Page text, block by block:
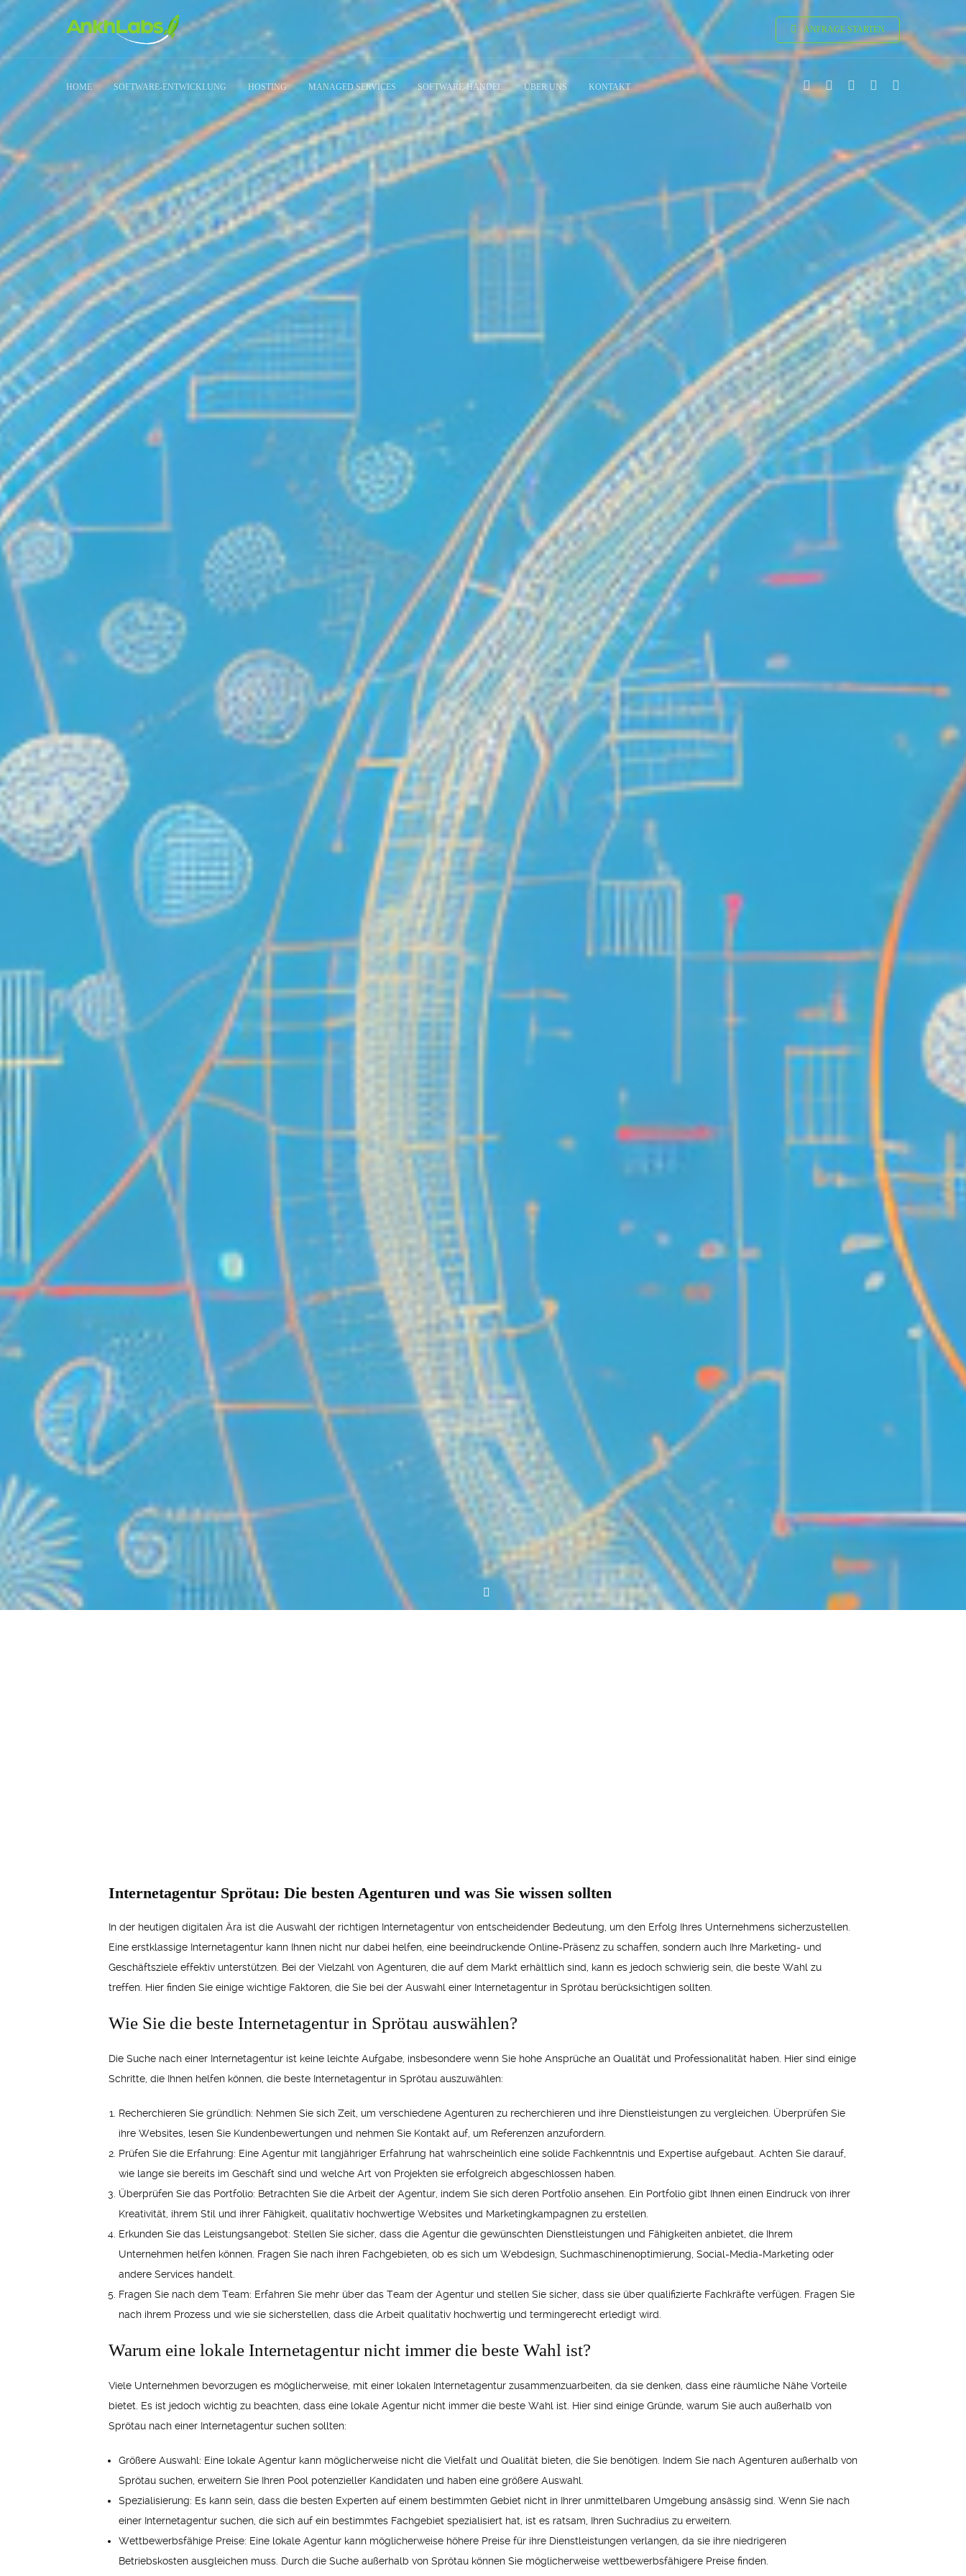
ANFRAGE STARTEN
HOME SOFTWARE-ENTWICKLUNG HOSTING MANAGED SERVICES SOFTWARE-HANDEL ÜBER UNS KONTAKT
Internetagentur Sprötau: Die besten Agenturen und was Sie wissen sollten
In der heutigen digitalen Ära ist die Auswahl der richtigen Internetagentur von entscheidender Bedeutung, um den Erfolg Ihres Unternehmens sicherzustellen.
Eine erstklassige Internetagentur kann Ihnen nicht nur dabei helfen, eine beeindruckende Online-Präsenz zu schaffen, sondern auch Ihre Marketing- und
Geschäftsziele effektiv unterstützen. Bei der Vielzahl von Agenturen, die auf dem Markt erhältlich sind, kann es jedoch schwierig sein, die beste Wahl zu
treffen. Hier finden Sie einige wichtige Faktoren, die Sie bei der Auswahl einer Internetagentur in Sprötau berücksichtigen sollten.
Wie Sie die beste Internetagentur in Sprötau auswählen?
Die Suche nach einer Internetagentur ist keine leichte Aufgabe, insbesondere wenn Sie hohe Ansprüche an Qualität und Professionalität haben. Hier sind einige
Schritte, die Ihnen helfen können, die beste Internetagentur in Sprötau auszuwählen:
Recherchieren Sie gründlich: Nehmen Sie sich Zeit, um verschiedene Agenturen zu recherchieren und ihre Dienstleistungen zu vergleichen. Überprüfen Sie
ihre Websites, lesen Sie Kundenbewertungen und nehmen Sie Kontakt auf, um Referenzen anzufordern.
Prüfen Sie die Erfahrung: Eine Agentur mit langjähriger Erfahrung hat wahrscheinlich eine solide Fachkenntnis und Expertise aufgebaut. Achten Sie darauf,
wie lange sie bereits im Geschäft sind und welche Art von Projekten sie erfolgreich abgeschlossen haben.
Überprüfen Sie das Portfolio: Betrachten Sie die Arbeit der Agentur, indem Sie sich deren Portfolio ansehen. Ein Portfolio gibt Ihnen einen Eindruck von ihrer
Kreativität, ihrem Stil und ihrer Fähigkeit, qualitativ hochwertige Websites und Marketingkampagnen zu erstellen.
Erkunden Sie das Leistungsangebot: Stellen Sie sicher, dass die Agentur die gewünschten Dienstleistungen und Fähigkeiten anbietet, die Ihrem
Unternehmen helfen können. Fragen Sie nach ihren Fachgebieten, ob es sich um Webdesign, Suchmaschinenoptimierung, Social-Media-Marketing oder
andere Services handelt.
Fragen Sie nach dem Team: Erfahren Sie mehr über das Team der Agentur und stellen Sie sicher, dass sie über qualifizierte Fachkräfte verfügen. Fragen Sie
nach ihrem Prozess und wie sie sicherstellen, dass die Arbeit qualitativ hochwertig und termingerecht erledigt wird.
Warum eine lokale Internetagentur nicht immer die beste Wahl ist?
Viele Unternehmen bevorzugen es möglicherweise, mit einer lokalen Internetagentur zusammenzuarbeiten, da sie denken, dass eine räumliche Nähe Vorteile
bietet. Es ist jedoch wichtig zu beachten, dass eine lokale Agentur nicht immer die beste Wahl ist. Hier sind einige Gründe, warum Sie auch außerhalb von
Sprötau nach einer Internetagentur suchen sollten:
Größere Auswahl: Eine lokale Agentur kann möglicherweise nicht die Vielfalt und Qualität bieten, die Sie benötigen. Indem Sie nach Agenturen außerhalb von
Sprötau suchen, erweitern Sie Ihren Pool potenzieller Kandidaten und haben eine größere Auswahl.
Spezialisierung: Es kann sein, dass die besten Experten auf einem bestimmten Gebiet nicht in Ihrer unmittelbaren Umgebung ansässig sind. Wenn Sie nach
einer Internetagentur suchen, die sich auf ein bestimmtes Fachgebiet spezialisiert hat, ist es ratsam, Ihren Suchradius zu erweitern.
Wettbewerbsfähige Preise: Eine lokale Agentur kann möglicherweise höhere Preise für ihre Dienstleistungen verlangen, da sie ihre niedrigeren
Betriebskosten ausgleichen muss. Durch die Suche außerhalb von Sprötau können Sie möglicherweise wettbewerbsfähigere Preise finden.